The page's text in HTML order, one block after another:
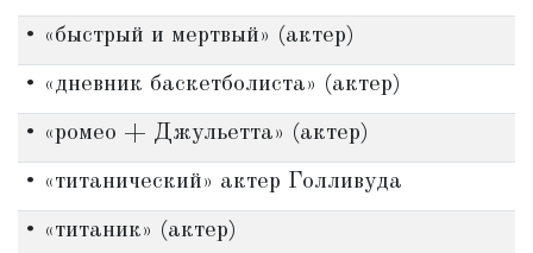
• «быстрый и мертвый» (актер)
• «дневник баскетболиста» (актер)
• «ромео + Джульетта» (актер)
• «титанический» актер Голливуда
• «титаник» (актер)